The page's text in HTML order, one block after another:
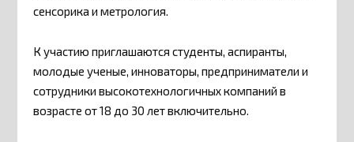
сенсорика и метрология.
К участию приглашаются студенты, аспиранты,
молодые ученые, инноваторы, предприниматели и
сотрудники высокотехнологичных компаний в
возрасте от 18 до 30 лет включительно.